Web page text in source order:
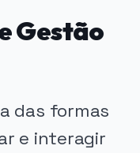
Gestão
das formas
e interagir